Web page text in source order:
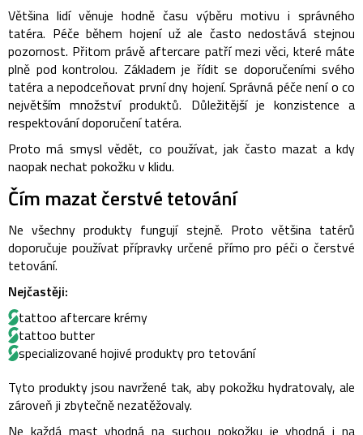
Většina lidí věnuje hodně času výběru motivu i správného
tatéra. Péče během hojení už ale často nedostává stejnou
pozornost. Přitom právě aftercare patří mezi věci, které máte
plně pod kontrolou. Základem je řídit se doporučeními svého
tatéra a nepodceňovat první dny hojení. Správná péče není o co
největším množství produktů. Důležitější je konzistence a
respektování doporučení tatéra.
Proto má smysl vědět, co používat, jak často mazat a kdy
naopak nechat pokožku v klidu.
Čím mazat čerstvé tetování
Ne všechny produkty fungují stejně. Proto většina tatérů
doporučuje používat přípravky určené přímo pro péči o čerstvé
tetování.
Nejčastěji:
tattoo aftercare krémy
tattoo butter
specializované hojivé produkty pro tetování
Tyto produkty jsou navržené tak, aby pokožku hydratovaly, ale
zároveň ji zbytečně nezatěžovaly.